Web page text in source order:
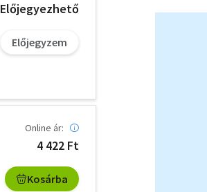
Előjegyezhető
Előjegyzem
Online ár:
4 422 Ft
Kosárba